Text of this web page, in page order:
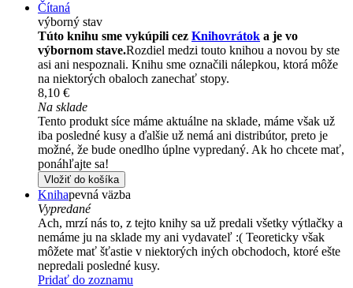
Čítaná
výborný stav
Túto knihu sme vykúpili cez Knihovrátok a je vo
výbornom stave.Rozdiel medzi touto knihou a novou by ste
asi ani nespoznali. Knihu sme označili nálepkou, ktorá môže
na niektorých obaloch zanechať stopy.
8,10 €
Na sklade
Tento produkt síce máme aktuálne na sklade, máme však už
iba posledné kusy a ďalšie už nemá ani distribútor, preto je
možné, že bude onedlho úplne vypredaný. Ak ho chcete mať,
ponáhľajte sa!
Vložiť do košíka
Knihapevná väzba
Vypredané
Ach, mrzí nás to, z tejto knihy sa už predali všetky výtlačky a
nemáme ju na sklade my ani vydavateľ :( Teoreticky však
môžete mať šťastie v niektorých iných obchodoch, ktoré ešte
nepredali posledné kusy.
Pridať do zoznamu